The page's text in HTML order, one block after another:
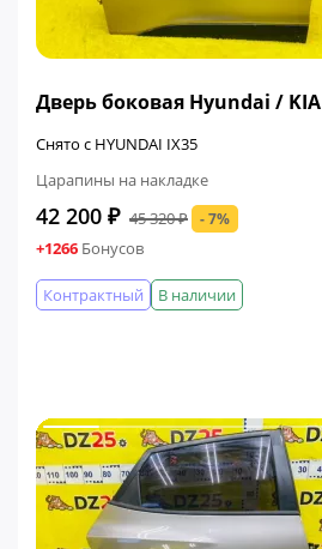
Дверь боковая Hyundai / KIA
Снято с HYUNDAI IX35
Царапины на накладке
42 200 ₽ 45 320 ₽ - 7%
+1266 Бонусов
В наличии
Контрактный